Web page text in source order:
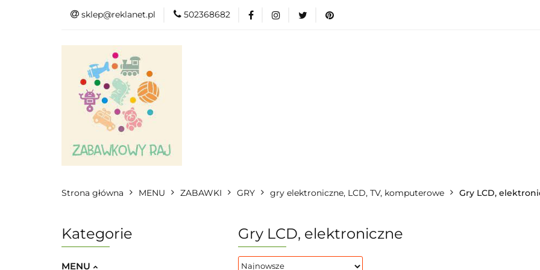
sklep@reklanet.pl 502368682
Strona główna MENU ZABAWKI GRY gry elektroniczne, LCD, TV, komputerowe Gry LCD,
Kategorie
MENU
Gry LCD, elektroniczne